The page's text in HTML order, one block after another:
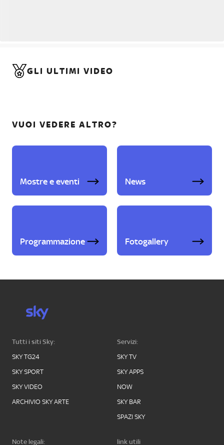
GLI ULTIMI VIDEO
VUOI VEDERE ALTRO?
Mostre e eventi News
Programmazione Fotogallery
Tutti i siti Sky:
SKY TG24
SKY SPORT
SKY VIDEO
ARCHIVIO SKY ARTE
Servizi:
SKY TV
SKY APPS
NOW
SKY BAR
SPAZI SKY
Note legali:
link utili